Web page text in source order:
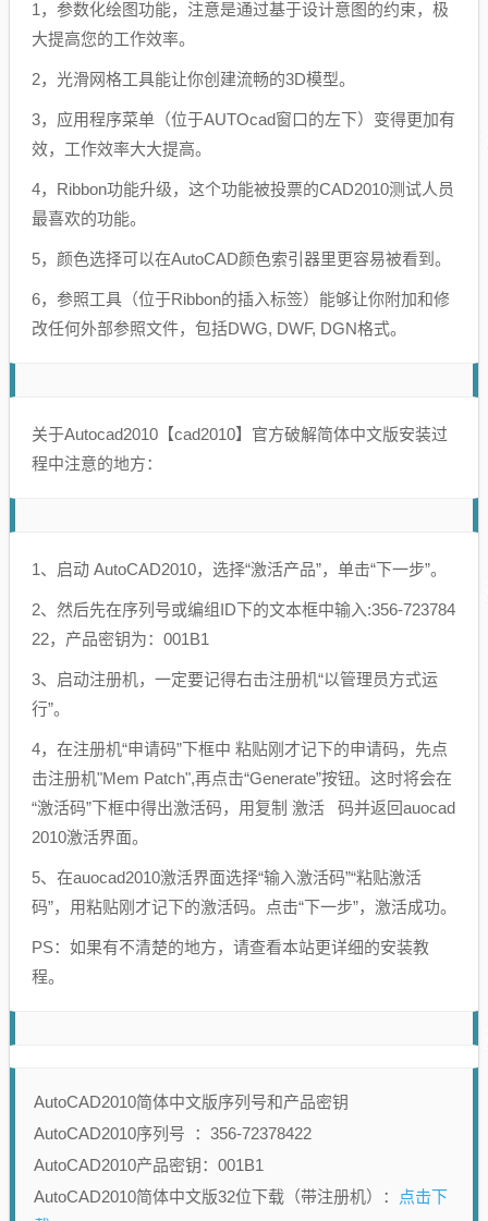
1，参数化绘图功能，注意是通过基于设计意图的约束，极
大提高您的工作效率。
2，光滑网格工具能让你创建流畅的3D模型。
3，应用程序菜单（位于AUTOcad窗口的左下）变得更加有
效，工作效率大大提高。
4，Ribbon功能升级，这个功能被投票的CAD2010测试人员
最喜欢的功能。
5，颜色选择可以在AutoCAD颜色索引器里更容易被看到。
6，参照工具（位于Ribbon的插入标签）能够让你附加和修
改任何外部参照文件，包括DWG, DWF, DGN格式。
关于Autocad2010【cad2010】官方破解简体中文版安装过
程中注意的地方：
1、启动 AutoCAD2010，选择“激活产品”，单击“下一步”。
2、然后先在序列号或编组ID下的文本框中输入:356-723784
22，产品密钥为：001B1
3、启动注册机，一定要记得右击注册机“以管理员方式运
行”。
4，在注册机“申请码”下框中 粘贴刚才记下的申请码，先点
击注册机"Mem Patch",再点击“Generate”按钮。这时将会在
“激活码”下框中得出激活码，用复制 激活 码并返回auocad
2010激活界面。
5、在auocad2010激活界面选择“输入激活码”“粘贴激活
码”，用粘贴刚才记下的激活码。点击“下一步”，激活成功。
PS：如果有不清楚的地方，请查看本站更详细的安装教
程。
AutoCAD2010简体中文版序列号和产品密钥
AutoCAD2010序列号 ：356-72378422
AutoCAD2010产品密钥：001B1
AutoCAD2010简体中文版32位下载（带注册机）：
点击下